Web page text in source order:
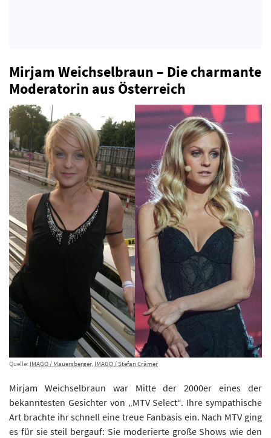
Mirjam Weichselbraun – Die charmante
Moderatorin aus Österreich
Quelle: IMAGO / Mauersberger, IMAGO / Stefan Crämer
Mirjam Weichselbraun war Mitte der 2000er eines der
bekanntesten Gesichter von „MTV Select“. Ihre sympathische
Art brachte ihr schnell eine treue Fanbasis ein. Nach MTV ging
es für sie steil bergauf: Sie moderierte große Shows wie den